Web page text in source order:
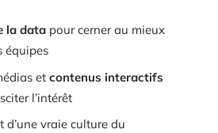
la data pour cerner au mieux
équipes
et contenus interactifs
l’intérêt
d’une vraie culture du